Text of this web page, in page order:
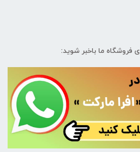
فروشگاه ما باخبر شوید: